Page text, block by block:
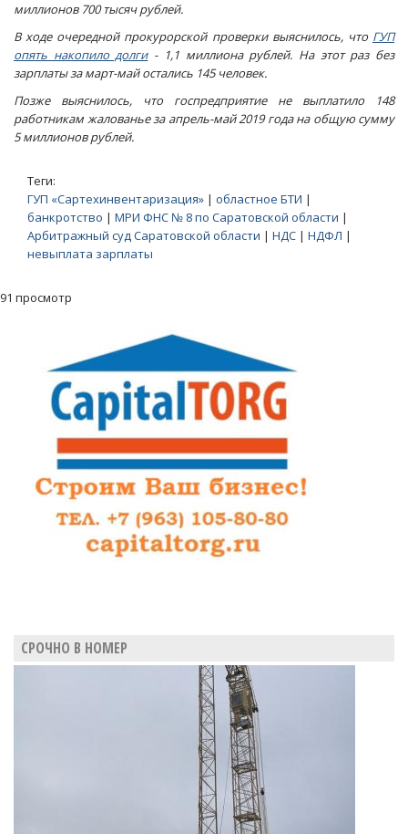
миллионов 700 тысяч рублей.
В ходе очередной прокурорской проверки выяснилось, что ГУП
опять накопило долги- 1,1 миллиона рублей. На этот раз без
зарплаты за март-май остались 145 человек.
Позже выяснилось, что госпредприятие не выплатило 148
работникам жалованье за апрель-май 2019 года на общую сумму
5 миллионов рублей.
Теги:
ГУП «Сартехинвентаризация» | областное БТИ |
банкротство | МРИ ФНС № 8 по Саратовской области |
Арбитражный суд Саратовской области | НДС | НДФЛ |
невыплата зарплаты
91 просмотр
СРОЧНО В НОМЕР